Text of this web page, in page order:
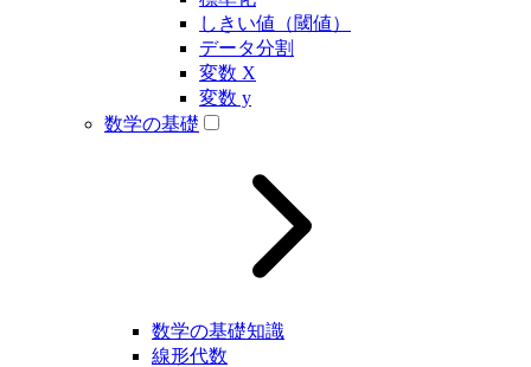
しきい値（閾値）
データ分割
変数 X
変数 y
数学の基礎
数学の基礎知識
線形代数